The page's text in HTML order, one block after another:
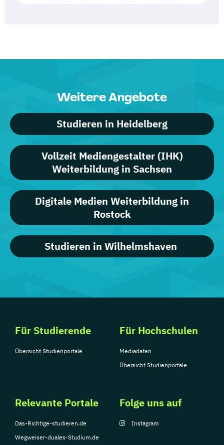
Weitere Angebote
Studieren in Heidelberg
Vollzeit Mediengestalter (IHK)
Weiterbildung in Sachsen
Digitale Medien Weiterbildung in
Rostock
Studieren in Wilhelmshaven
Für Studierende
Übersicht Studienportale
Für Hochschulen
Mediadaten
Übersicht Studienportale
Relevante Portale
Das-Richtige-studieren.de
Wegweiser-duales-Studium.de
Folge uns auf
Instagram